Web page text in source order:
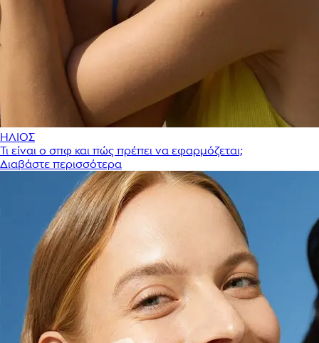
ΗΛΙΟΣ
Τι είναι ο σπφ και πώς πρέπει να εφαρμόζεται;
Διαβάστε περισσότερα